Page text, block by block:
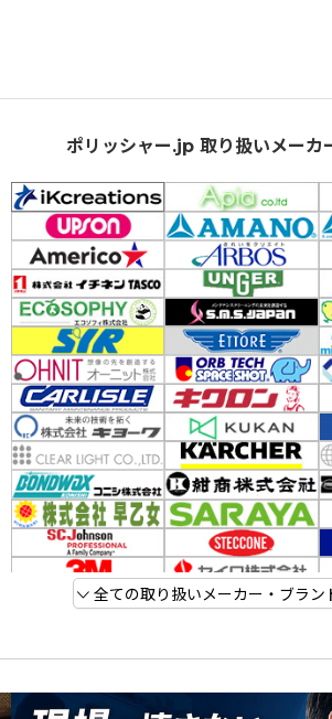
ポリッシャー.jp 取り扱いメーカ
全ての取り扱いメーカー・ブラン